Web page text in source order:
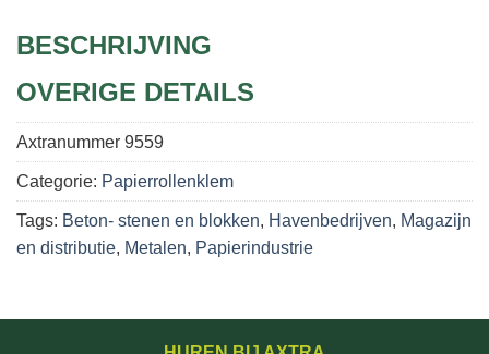
BESCHRIJVING
OVERIGE DETAILS
Axtranummer 9559
Categorie: Papierrollenklem
Tags: Beton- stenen en blokken, Havenbedrijven, Magazijn
en distributie, Metalen, Papierindustrie